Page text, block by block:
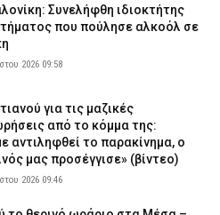
Συνελήφθη ιδιοκτήτης
που πούλησε αλκοόλ σε
2026 09:58
για τις μαζικές
από το κόμμα της:
αντιληφθεί το παρακίνημα, ο
μας προσέγγισε» (βίντεο)
2026 09:46